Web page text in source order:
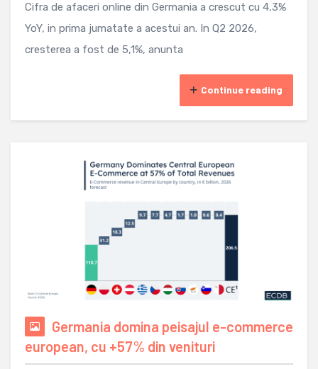
Cifra de afaceri online din Germania a crescut cu 4,3%
YoY, in prima jumatate a acestui an. In Q2 2026,
cresterea a fost de 5,1%, anunta
Continue reading
Germania domina peisajul e-commerce
european, cu +57% din venituri